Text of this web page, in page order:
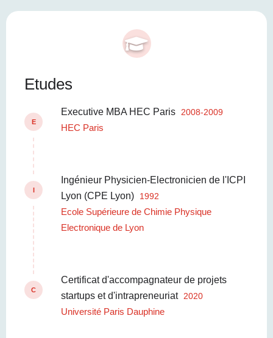
Etudes
E
Executive MBA HEC Paris 2008-2009
HEC Paris
I
Ingénieur Physicien-Electronicien de l'ICPI
Lyon (CPE Lyon)
1992
Ecole Supérieure de Chimie Physique
Electronique de Lyon
C
Certificat d'accompagnateur de projets
startups et d'intrapreneuriat
2020
Université Paris Dauphine